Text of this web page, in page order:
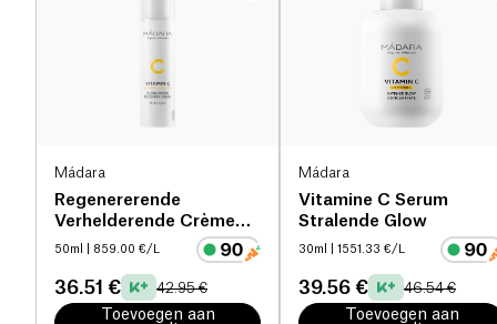
Mádara
Regenererende
Verhelderende Crème
Vitamine C
50ml | 859.00 €/L
36.51 € 42.95 €
Toevoegen aan
Mádara
Vitamine C Serum
Stralende Glow
30ml | 1551.33 €/L
39.56 € 46.54 €
Toevoegen aan